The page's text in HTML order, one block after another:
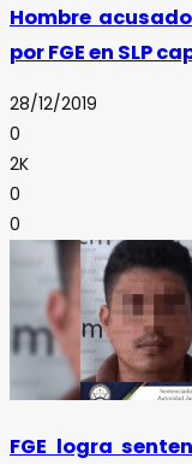
Hombre
por FGE en SLP
28/12/2019
0
2K
0
0
FGE logra